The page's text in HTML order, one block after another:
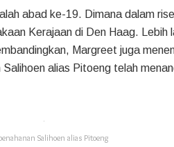
abad ke-19. Dimana dalam
Kerajaan di Den Haag.
Margreet juga
alias Pitoeng telah
Salihoen alias Pitoeng